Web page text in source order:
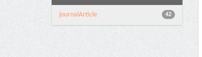
42
journalArticle